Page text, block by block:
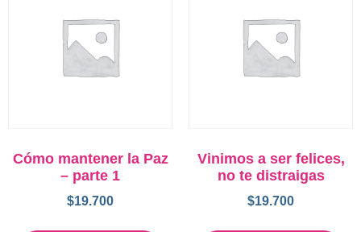
Cómo mantener la Paz
– parte 1
$19.700
Vinimos a ser felices,
no te distraigas
$19.700